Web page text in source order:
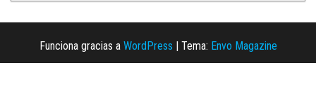
Funciona gracias a WordPress Tema: Envo Magazine